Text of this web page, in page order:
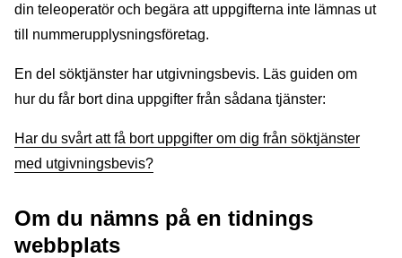
din teleoperatör och begära att uppgifterna inte lämnas ut
till nummerupplysningsföretag.
En del söktjänster har utgivningsbevis. Läs guiden om
hur du får bort dina uppgifter från sådana tjänster:
Har du svårt att få bort uppgifter om dig från söktjänster
med utgivningsbevis?
Om du nämns på en tidnings
webbplats